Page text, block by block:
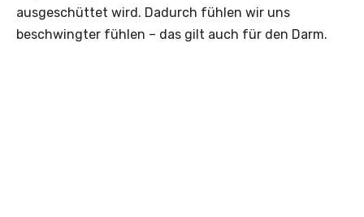
ausgeschüttet wird. Dadurch fühlen wir uns
beschwingter fühlen – das gilt auch für den Darm.